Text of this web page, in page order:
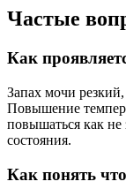
Частые
Как
Запах мочи
Повышение
повышаться как не
состояния.
Как понять